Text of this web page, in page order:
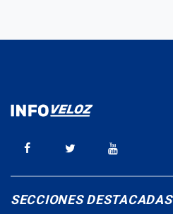
SECCIONES DESTACADAS